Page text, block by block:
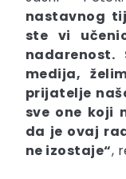
nastavnog
ste vi
medija,
prijatelje
sve one koji
da je ovaj
ne izostaje“,